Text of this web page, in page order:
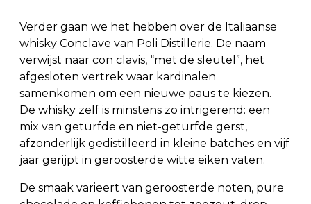
Verder gaan we het hebben over de Italiaanse
whisky Conclave van Poli Distillerie. De naam
verwijst naar con clavis, “met de sleutel”, het
afgesloten vertrek waar kardinalen
samenkomen om een nieuwe paus te kiezen.
De whisky zelf is minstens zo intrigerend: een
mix van geturfde en niet-geturfde gerst,
afzonderlijk gedistilleerd in kleine batches en vijf
jaar gerijpt in geroosterde witte eiken vaten.
De smaak varieert van geroosterde noten, pure